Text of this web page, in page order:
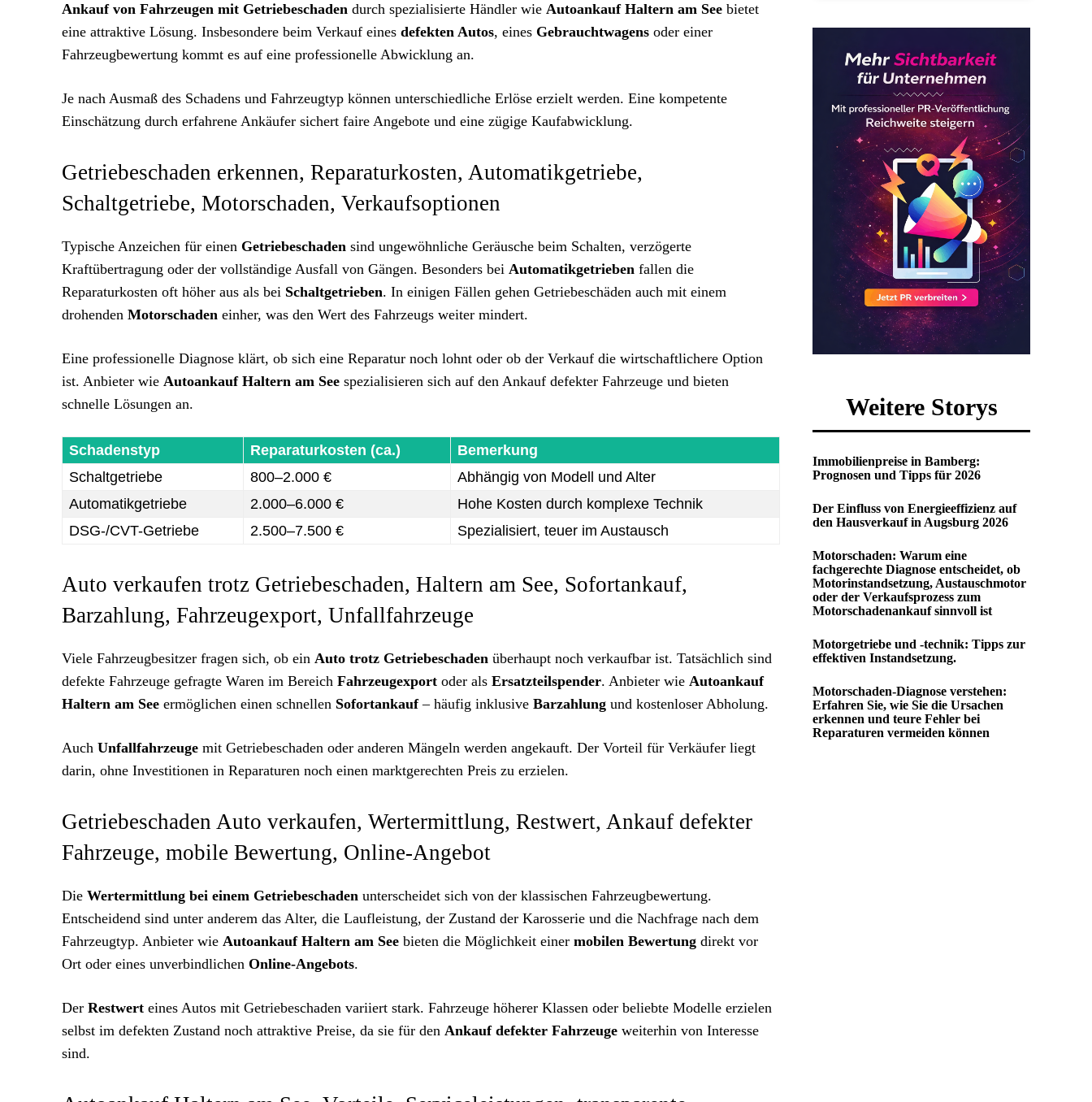
Ankauf von Fahrzeugen mit Getriebeschaden durch spezialisierte Händler wie Autoankauf Haltern am See bietet
eine attraktive Lösung. Insbesondere beim Verkauf eines defekten Autos, eines Gebrauchtwagens oder einer
Fahrzeugbewertung kommt es auf eine professionelle Abwicklung an.
Je nach Ausmaß des Schadens und Fahrzeugtyp können unterschiedliche Erlöse erzielt werden. Eine kompetente
Einschätzung durch erfahrene Ankäufer sichert faire Angebote und eine zügige Kaufabwicklung.
Getriebeschaden erkennen, Reparaturkosten, Automatikgetriebe,
Schaltgetriebe, Motorschaden, Verkaufsoptionen
Typische Anzeichen für einen Getriebeschaden sind ungewöhnliche Geräusche beim Schalten, verzögerte
Kraftübertragung oder der vollständige Ausfall von Gängen. Besonders bei Automatikgetrieben fallen die
Reparaturkosten oft höher aus als bei Schaltgetrieben. In einigen Fällen gehen Getriebeschäden auch mit einem
drohenden Motorschaden einher, was den Wert des Fahrzeugs weiter mindert.
Eine professionelle Diagnose klärt, ob sich eine Reparatur noch lohnt oder ob der Verkauf die wirtschaftlichere Option
ist. Anbieter wie Autoankauf Haltern am See spezialisieren sich auf den Ankauf defekter Fahrzeuge und bieten
schnelle Lösungen an.
Schadenstyp Reparaturkosten (ca.)
Bemerkung
Schaltgetriebe
800–2.000 €
Abhängig von Modell und Alter
Automatikgetriebe
2.000–6.000 €
Hohe Kosten durch komplexe Technik
DSG-/CVT-Getriebe
2.500–7.500 € Spezialisiert, teuer im Austausch
Auto verkaufen trotz Getriebeschaden, Haltern am See, Sofortankauf,
Barzahlung, Fahrzeugexport, Unfallfahrzeuge
Viele Fahrzeugbesitzer fragen sich, ob ein Auto trotz Getriebeschaden überhaupt noch verkaufbar ist. Tatsächlich sind
defekte Fahrzeuge gefragte Waren im Bereich Fahrzeugexport oder als Ersatzteilspender. Anbieter wie Autoankauf
Haltern am See ermöglichen einen schnellen Sofortankauf– häufig inklusive Barzahlung und kostenloser Abholung.
Auch Unfallfahrzeuge mit Getriebeschaden oder anderen Mängeln werden angekauft. Der Vorteil für Verkäufer liegt
darin, ohne Investitionen in Reparaturen noch einen marktgerechten Preis zu erzielen.
Getriebeschaden Auto verkaufen, Wertermittlung, Restwert, Ankauf defekter
Fahrzeuge, mobile Bewertung, Online-Angebot
Die Wertermittlung bei einem Getriebeschaden unterscheidet sich von der klassischen Fahrzeugbewertung.
Entscheidend sind unter anderem das Alter, die Laufleistung, der Zustand der Karosserie und die Nachfrage nach dem
Fahrzeugtyp. Anbieter wie Autoankauf Haltern am See bieten die Möglichkeit einer mobilen Bewertung direkt vor
Ort oder eines unverbindlichen Online-Angebots.
Der Restwert eines Autos mit Getriebeschaden variiert stark. Fahrzeuge höherer Klassen oder beliebte Modelle erzielen
selbst im defekten Zustand noch attraktive Preise, da sie für den Ankauf defekter Fahrzeuge weiterhin von Interesse
sind.
Weitere Storys
Immobilienpreise in Bamberg:
Prognosen und Tipps für 2026
Der Einfluss von Energieeffizienz auf
den Hausverkauf in Augsburg 2026
Motorschaden: Warum eine
fachgerechte Diagnose entscheidet, ob
Motorinstandsetzung, Austauschmotor
oder der Verkaufsprozess zum
Motorschadenankauf sinnvoll ist
Motorgetriebe und -technik: Tipps zur
effektiven Instandsetzung.
Motorschaden-Diagnose verstehen:
Erfahren Sie, wie Sie die Ursachen
erkennen und teure Fehler bei
Reparaturen vermeiden können